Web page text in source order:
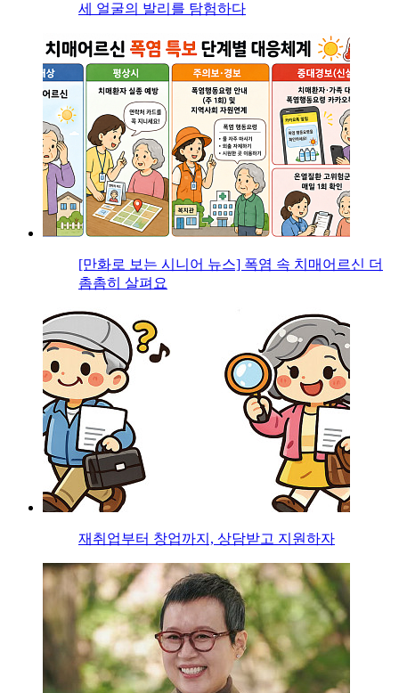
세 얼굴의 발리를 탐험하다
[만화로 보는 시니어 뉴스] 폭염 속 치매어르신 더
촘촘히 살펴요
재취업부터 창업까지, 상담받고 지원하자